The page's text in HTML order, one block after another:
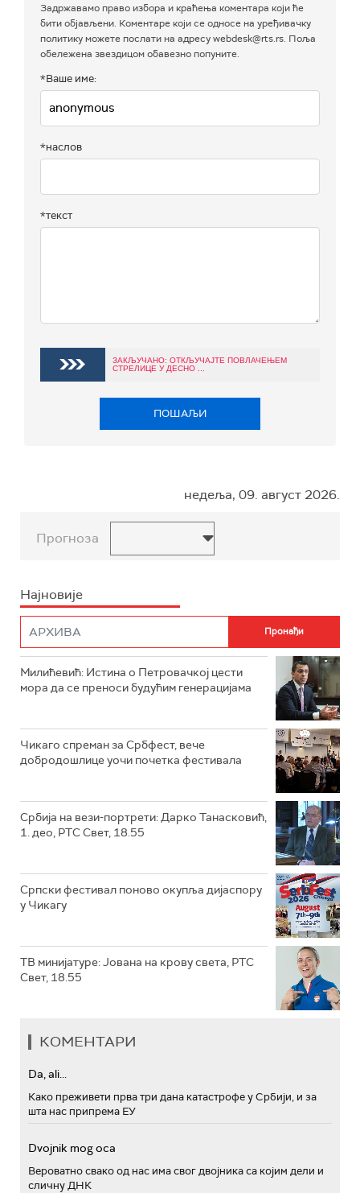
Задржавамо право избора и краћења коментара који ће
бити објављени. Коментаре који се односе на уређивачку
политику можете послати на адресу webdesk@rts.rs. Поља
обележена звездицом обавезно попуните.
*Ваше име:
*наслов
*текст
ЗАКЉУЧАНО: ОТКЉУЧАЈТЕ ПОВЛАЧЕЊЕМ
СТРЕЛИЦЕ У ДЕСНО ...
ПОШАЉИ
недеља, 09. август 2026.
Прогноза
Најновије
Милићевић: Истина о Петровачкој цести
мора да се преноси будућим генерацијама
Чикаго спреман за Србфест, вече
добродошлице уочи почетка фестивала
Србија на вези-портрети: Дарко Танасковић,
1. део, РТС Свет, 18.55
Српски фестивал поново окупља дијаспору
у Чикагу
ТВ минијатуре: Јована на крову света, РТС
Свет, 18.55
КОМЕНТАРИ
Da, ali...
Како преживети прва три дана катастрофе у Србији, и за
шта нас припрема ЕУ
Dvojnik mog oca
Вероватно свако од нас има свог двојника са којим дели и
сличну ДНК